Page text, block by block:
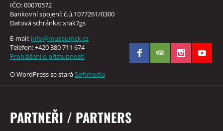
IČO: 00070572
Bankovní spojení: č.ú.1077261/0300
Datová schránka: xrak7gs
E-mail: info@muzeumck.cz
Telefon: +420 380 711 674
Prohlášení o přístupnosti
O WordPress se staráSoftmedia
PARTNEŘI / PARTNERS